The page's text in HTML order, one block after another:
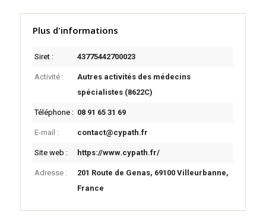
Plus d'informations
Siret : 43775442700023
Activité :
Autres activités des médecins
spécialistes (8622C)
Téléphone : 08 91 65 31 69
E-mail : contact@cypath.fr
Site web : https://www.cypath.fr/
Adresse :
201 Route de Genas, 69100 Villeurbanne,
France